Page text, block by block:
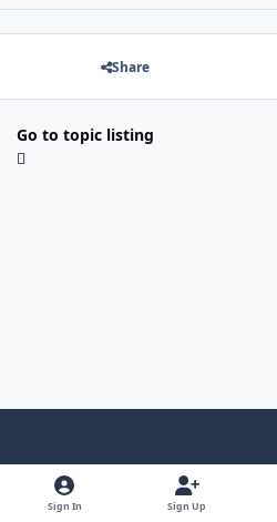
Share
Go to topic listing
Light ModeDark ModeSystem Preference
Sign In Sign Up